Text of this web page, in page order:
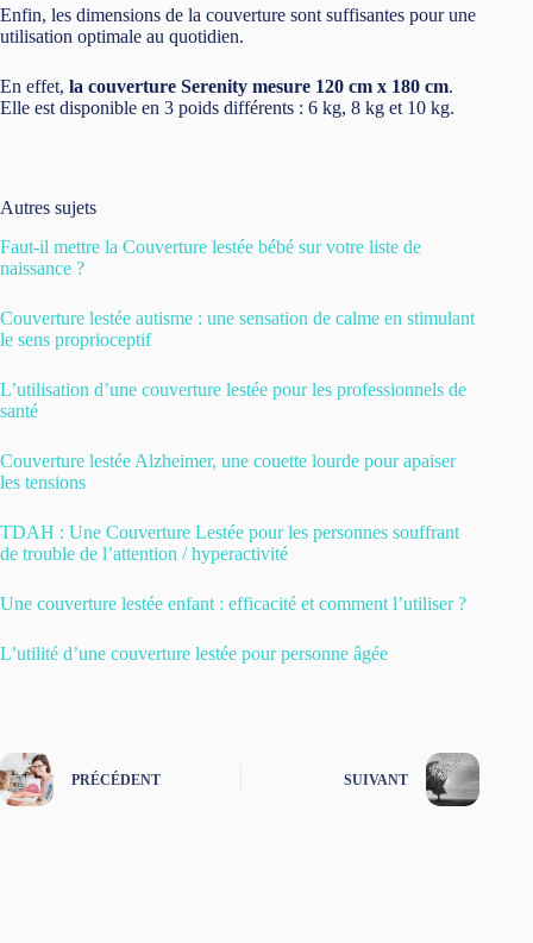
Enfin, les dimensions de la couverture sont suffisantes pour une
utilisation optimale au quotidien.
En effet, la couverture Serenity mesure 120 cm x 180 cm.
Elle est disponible en 3 poids différents : 6 kg, 8 kg et 10 kg.
Autres sujets
Faut-il mettre la Couverture lestée bébé sur votre liste de
naissance ?
Couverture lestée autisme : une sensation de calme en stimulant
le sens proprioceptif
L’utilisation d’une couverture lestée pour les professionnels de
santé
Couverture lestée Alzheimer, une couette lourde pour apaiser
les tensions
TDAH : Une Couverture Lestée pour les personnes souffrant
de trouble de l’attention / hyperactivité
Une couverture lestée enfant : efficacité et comment l’utiliser ?
L’utilité d’une couverture lestée pour personne âgée
PRÉCÉDENT SUIVANT